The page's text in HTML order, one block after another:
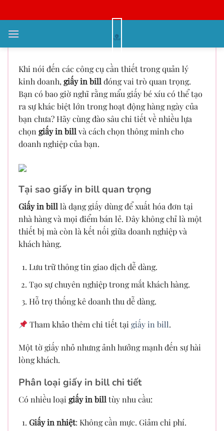
qua
nội
Khám phá chi tiết về giấy in bill
Khi nói đến các công cụ cần thiết trong quản lý
kinh doanh, giấy in bill đóng vai trò quan trọng.
Bạn có bao giờ nghĩ rằng mẩu giấy bé xíu có thể tạo
ra sự khác biệt lớn trong hoạt động hàng ngày của
bạn chưa? Hãy cùng đào sâu chi tiết về nhiều lựa
chọn giấy in bill và cách chọn thông minh cho
doanh nghiệp của bạn.
Tại sao giấy in bill quan trọng
Giấy in bill là dạng giấy dùng để xuất hóa đơn tại
nhà hàng và mọi điểm bán lẻ. Đây không chỉ là một
thiết bị mà còn là kết nối giữa doanh nghiệp và
khách hàng.
Lưu trữ thông tin giao dịch dễ dàng.
Tạo sự chuyên nghiệp trong mắt khách hàng.
Hỗ trợ thống kê doanh thu dễ dàng.
Tham khảo thêm chi tiết tạigiấy in bill.
Một tờ giấy nhỏ nhưng ảnh hưởng mạnh đến sự hài
lòng khách.
Phân loại giấy in bill chi tiết
Có nhiều loại giấy in bill tùy nhu cầu:
Giấy in nhiệt: Không cần mực. Giảm chi phí.